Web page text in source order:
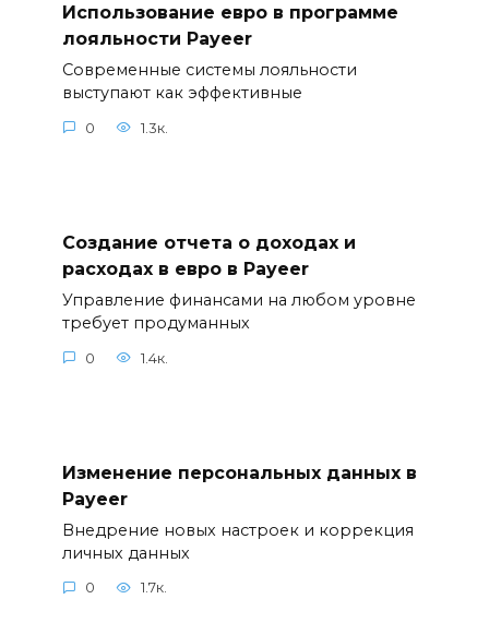
Использование евро в программе
лояльности Payeer
Современные системы лояльности
выступают как эффективные
0 1.3к.
Создание отчета о доходах и
расходах в евро в Payeer
Управление финансами на любом уровне
требует продуманных
0 1.4к.
Изменение персональных данных в
Payeer
Внедрение новых настроек и коррекция
личных данных
0 1.7к.